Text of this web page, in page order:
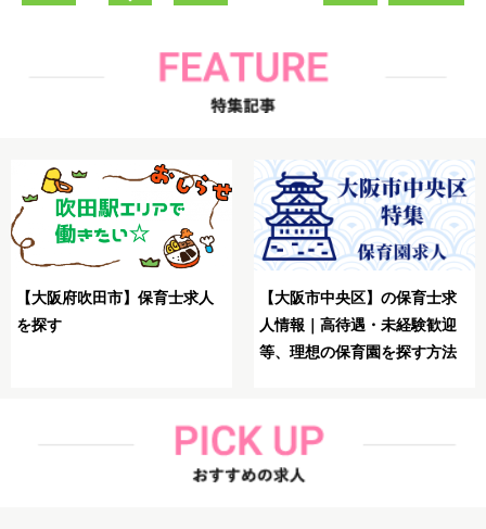
士求
歓迎
【大阪市鶴見区】保育士が理
【大阪市生野区】保
想の求人を探す方法